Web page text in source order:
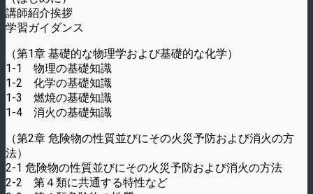
講師紹介挨拶
学習ガイダンス
（第1章 基礎的な物理学および基礎的な化学）
1-1 物理の基礎知識
1-2 化学の基礎知識
1-3 燃焼の基礎知識
1-4 消火の基礎知識
（第2章 危険物の性質並びにその火災予防および消火の方
法）
2-1 危険物の性質並びにその火災予防および消火の方法
2-2 第４類に共通する特性など